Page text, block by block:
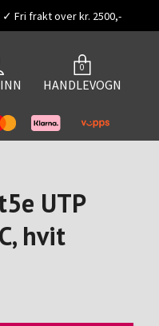
Fri frakt over kr. 2500,-
0
HANDLEVOGN
UTP
hvit